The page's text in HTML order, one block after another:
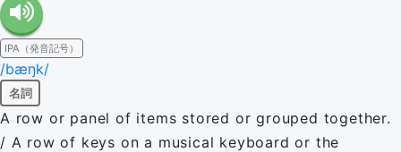
IPA（発音記号）
/bæŋk/
名詞
A row or panel of items stored or grouped together.
/ A row of keys on a musical keyboard or the